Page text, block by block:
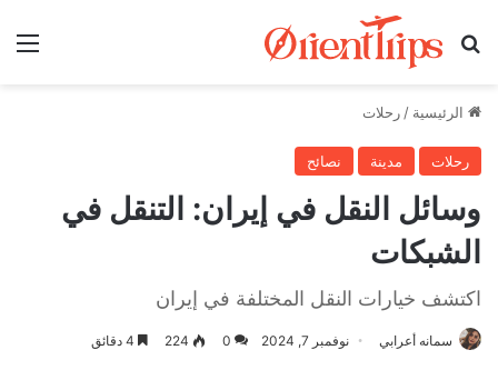
بحث عن
الرئيسية / رحلات
رحلات مدينة نصائح
وسائل النقل في إيران: التنقل في
الشبكات
اكتشف خيارات النقل المختلفة في إيران
سمانه أعرابي نوفمبر 7, 2024 0
224